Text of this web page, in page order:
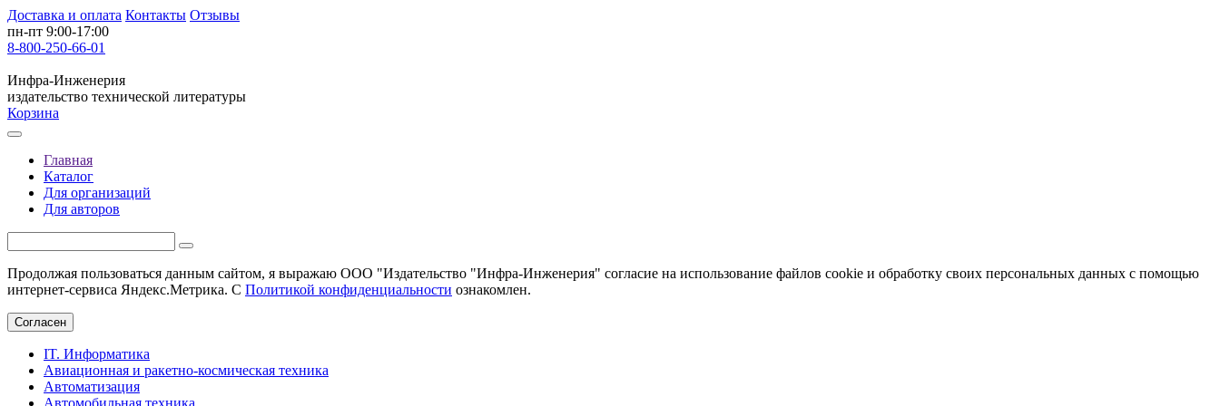
Доставка и оплата Контакты Отзывы
пн-пт 9:00-17:00
8-800-250-66-01
Инфра-Инженерия
издательство технической литературы
Корзина
Главная
Каталог
Для организаций
Для авторов
Продолжая пользоваться данным сайтом, я выражаю ООО "Издательство "Инфра-Инженерия" согласие на использование файлов cookie и обработку своих персональных данных с помощью
интернет-сервиса Яндекс.Метрика. С Политикой конфиденциальности ознакомлен.
Согласен
IT. Информатика
Авиационная и ракетно-космическая техника
Автоматизация
Автомобильная техника